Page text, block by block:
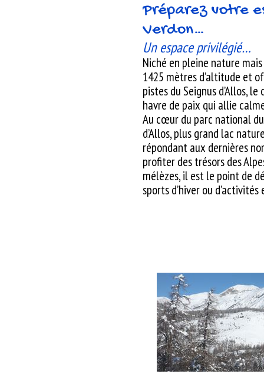
Préparez votre
Verdon…
Un espace privilégié…
Niché en pleine nature
1425 mètres d’altitude et
pistes du Seignus d’Allos,
havre de paix qui allie
Au cœur du parc national
d’Allos, plus grand lac
répondant aux dernières
profiter des trésors des
mélèzes, il est le point de
sports d’hiver ou d’activités